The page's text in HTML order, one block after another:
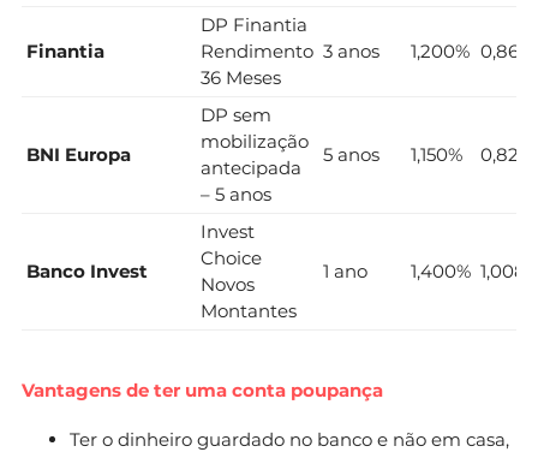
Finantia
DP Finantia
Rendimento
36 Meses
3 anos 1,200%
BNI Europa
DP sem
mobilização
antecipada
– 5 anos
5 anos 1,150%
Banco Invest
Invest
Choice
Novos
Montantes
1 ano 1,400%
Vantagens de ter uma conta poupança
Ter o dinheiro guardado no banco e não em casa,